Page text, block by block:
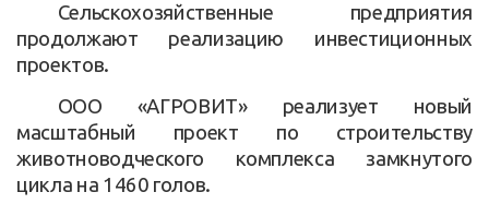
Сельскохозяйственные предприятия
продолжают реализацию инвестиционных
проектов.
ООО «АГРОВИТ» реализует новый
масштабный проект по строительству
животноводческого комплекса замкнутого
цикла на 1460 голов.